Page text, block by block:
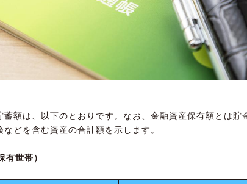
額は、以下のとおりです。なお、金融資産保有額とは貯
どを含む資産の合計額を示します。
有世帯）